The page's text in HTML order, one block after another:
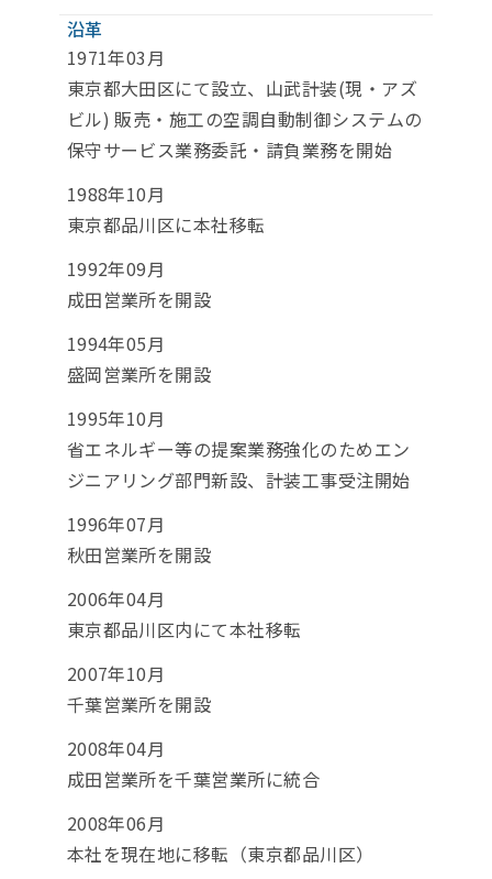
沿革
1971年03月
東京都大田区にて設立、山武計装(現・アズ
ビル) 販売・施工の空調自動制御システムの
保守サービス業務委託・請負業務を開始
1988年10月
東京都品川区に本社移転
1992年09月
成田営業所を開設
1994年05月
盛岡営業所を開設
1995年10月
省エネルギー等の提案業務強化のためエン
ジニアリング部門新設、計装工事受注開始
1996年07月
秋田営業所を開設
2006年04月
東京都品川区内にて本社移転
2007年10月
千葉営業所を開設
2008年04月
成田営業所を千葉営業所に統合
2008年06月
本社を現在地に移転（東京都品川区）